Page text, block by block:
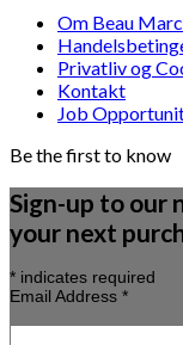
Om Beau
Privatliv og
Kontakt
Job
Be the first to know
Sign-up to our
your next
* indicates required
Email Address *